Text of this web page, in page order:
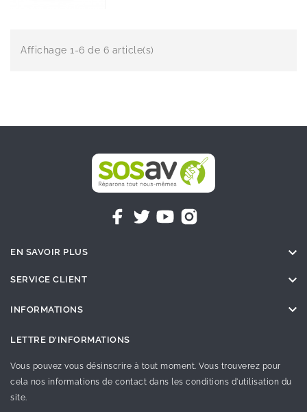
Affichage 1-6 de 6 article(s)
EN SAVOIR PLUS 
SERVICE CLIENT 
INFORMATIONS 
LETTRE D'INFORMATIONS
Vous pouvez vous désinscrire à tout moment. Vous trouverez pour
cela nos informations de contact dans les conditions d'utilisation du
site.